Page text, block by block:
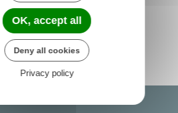
OK, accept all
Deny all cookies
Privacy policy